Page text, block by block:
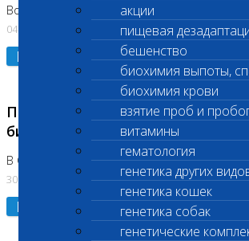
акции
пищевая
бешенство
биохимия выпоты,
биохимия крови
взятие проб и
витамины
гематология
генетика других
генетика кошек
генетика собак
генетические
Во Владыкино
04.08.2026
Подробнее
Приостановлено выполнение
биохимических исследований
В Сколково. Код (123,309,310)
30.07.2026
Подробнее